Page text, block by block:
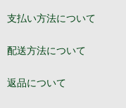
支払い方法について
配送方法について
返品について